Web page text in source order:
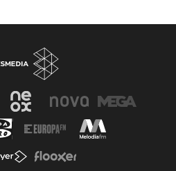
Curso verificación digital